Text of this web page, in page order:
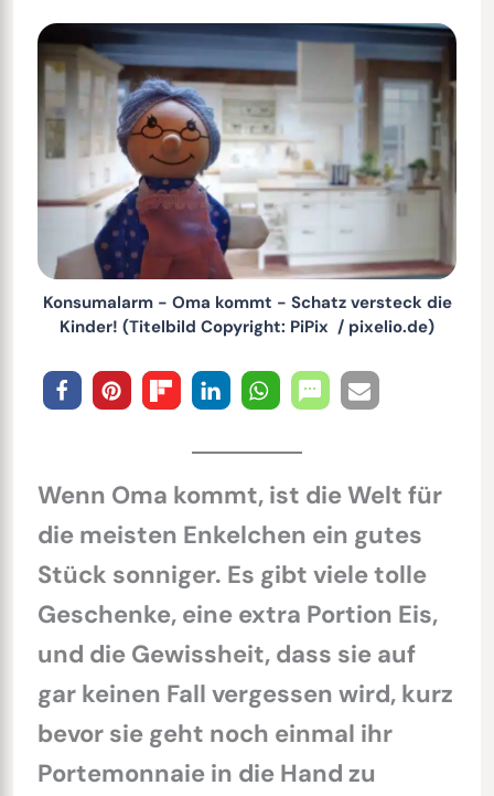
Konsumalarm - Oma kommt - Schatz versteck die
Kinder! (Titelbild Copyright: PiPix / pixelio.de)
Wenn Oma kommt, ist die Welt für
die meisten Enkelchen ein gutes
Stück sonniger. Es gibt viele tolle
Geschenke, eine extra Portion Eis,
und die Gewissheit, dass sie auf
gar keinen Fall vergessen wird, kurz
bevor sie geht noch einmal ihr
Portemonnaie in die Hand zu